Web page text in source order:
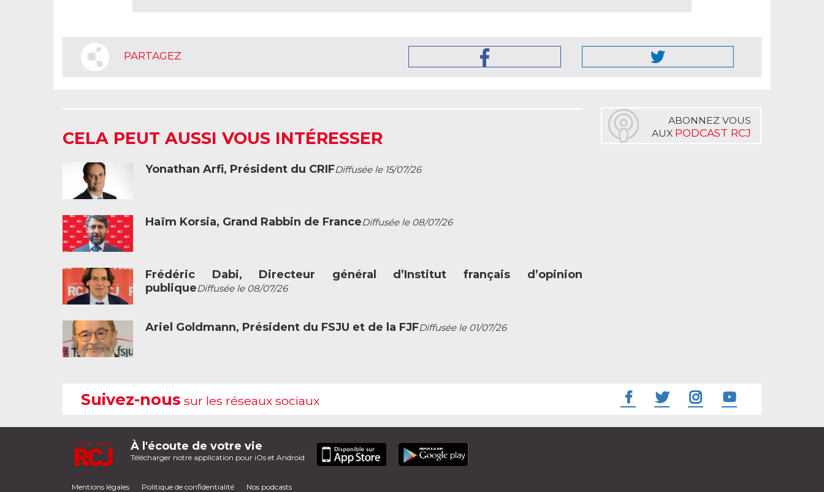
PARTAGEZ
CELA PEUT AUSSI VOUS INTÉRESSER
Yonathan Arfi, Président du CRIFDiffusée le 15/07/26
Haïm Korsia, Grand Rabbin de FranceDiffusée le 08/07/26
Frédéric Dabi, Directeur général d’Institut français d’opinion
publiqueDiffusée le 08/07/26
Ariel Goldmann, Président du FSJU et de la FJFDiffusée le 01/07/26
ABONNEZ VOUS
AUX PODCAST RCJ
Suivez-nous sur les réseaux sociaux
À l'écoute de votre vie
Télécharger notre application pour iOs et Android
Mentions légales Politique de confidentialité Nos podcasts